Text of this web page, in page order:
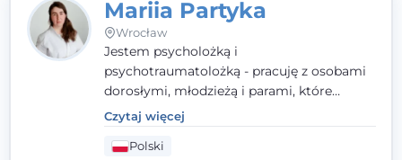
Mariia Partyka
Wrocław
Jestem psycholożką i
psychotraumatolożką - pracuję z osobami
dorosłymi, młodzieżą i parami, które
doświadczają kryzysów psychicznych,
traumy, stanów lękowych i trudności
relacyjnych. W pracy kieruję się
Czytaj więcej
Polski